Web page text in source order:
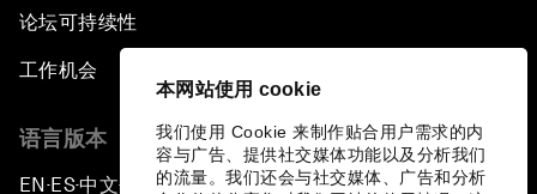
本网站使用 cookie
我们使用 Cookie 来制作贴合用户需求的内
容与广告、提供社交媒体功能以及分析我们
的流量。我们还会与社交媒体、广告和分析
论坛可持续性
工作机会
语言版本
EN ▪ ES▪中文▪ 日本語